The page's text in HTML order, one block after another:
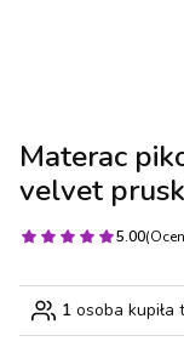
Materac
velvet
5.00
1 osoba kupiła